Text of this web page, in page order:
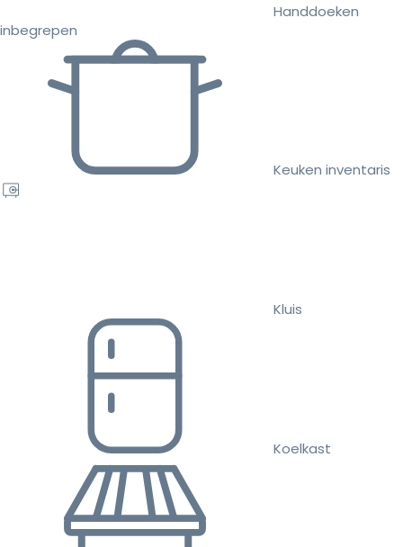
Handdoeken
inbegrepen
Keuken inventaris
Kluis
Koelkast